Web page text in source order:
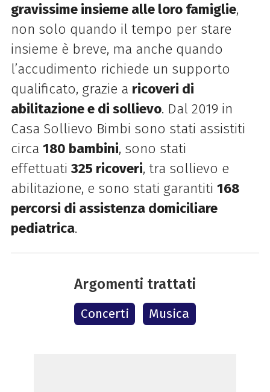
gravissime insieme alle loro famiglie,
non solo quando il tempo per stare
insieme è breve, ma anche quando
l’accudimento richiede un supporto
qualificato, grazie a ricoveri di
abilitazione e di sollievo. Dal 2019 in
Casa Sollievo Bimbi sono stati assistiti
circa 180 bambini, sono stati
effettuati 325 ricoveri, tra sollievo e
abilitazione, e sono stati garantiti 168
percorsi di assistenza domiciliare
pediatrica.
Argomenti trattati
Concerti Musica